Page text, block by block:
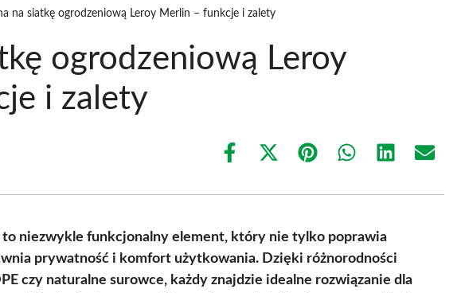
na siatkę ogrodzeniową Leroy Merlin – funkcje i zalety
ogrodzeniową Leroy
i zalety
Share
Share
(Twitter)
Share Share Share Share
to niezwykle funkcjonalny element, który nie tylko poprawia
prywatność i komfort użytkowania. Dzięki różnorodności
czy naturalne surowce, każdy znajdzie idealne rozwiązanie dla